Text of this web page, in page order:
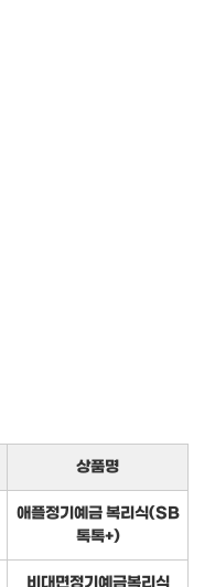
상품명
애플정기예금 복리식(SB
톡톡+)